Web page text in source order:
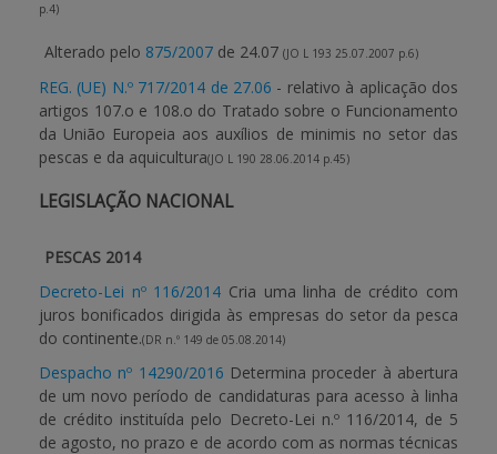
Entrar / Registar
p.4)
Alterado pelo 875/2007 de 24.07 (JO L 193 25.07.2007 p.6)
REG. (UE) N.º 717/2014 de 27.06 - relativo à aplicação dos
artigos 107.o e 108.o do Tratado sobre o Funcionamento
da União Europeia aos auxílios de minimis no setor das
pescas e da aquicultura(JO L 190 28.06.2014 p.45)
LEGISLAÇÃO NACIONAL
PESCAS 2014
Decreto-Lei nº 116/2014 Cria uma linha de crédito com
juros bonificados dirigida às empresas do setor da pesca
do continente.(DR n.º 149 de 05.08.2014)
Despacho nº 14290/2016 Determina proceder à abertura
de um novo período de candidaturas para acesso à linha
de crédito instituída pelo Decreto-Lei n.º 116/2014, de 5
de agosto, no prazo e de acordo com as normas técnicas